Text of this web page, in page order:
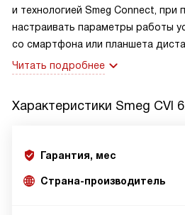
и технологией Smeg Connect,
настраивать параметры работы
со смартфона или планшета
Читать подробнее
Характеристики Smeg CVI
Гарантия, мес
Страна-производитель